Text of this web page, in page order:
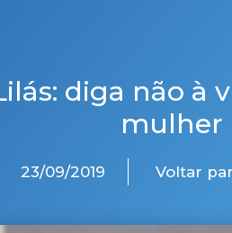
diga não à
mulher
23/09/2019 Voltar